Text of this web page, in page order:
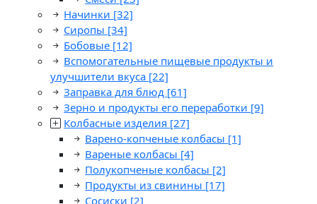
Начинки [32]
Сиропы [34]
Бобовые [12]
Вспомогательные пищевые продукты и
улучшители вкуса [22]
Заправка для блюд [61]
Зерно и продукты его переработки [9]
Колбасные изделия [27]
Варено-копченые колбасы [1]
Вареные колбасы [4]
Полукопченые колбасы [2]
Продукты из свинины [17]
Сосиски [2]